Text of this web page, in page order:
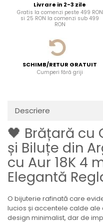
Livrare in 2-3 zile
Gratis la comenzi peste 499 RON
si 25 RON la comenzi sub 499
RON
SCHIMB/RETUR GRATUIT
Cumperi fără griji
Descriere
🖤 Brățară cu
și Biluțe din
cu Aur 18K 4
Elegantă
O bijuterie rafinată care
lucios și accentele calde ale
design minimalist, dar de